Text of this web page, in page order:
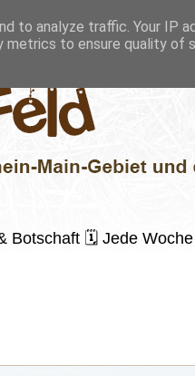
🗓 Jede
to analyze traffic. Your IP
to ensure quality of